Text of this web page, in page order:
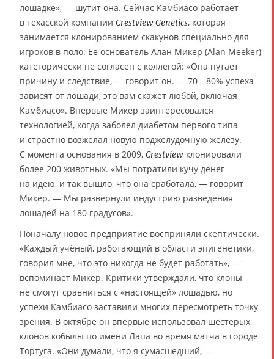
лошадке», — шутит она. Сейчас Камбиасо работает
в техасской компании Crestview Genetics, которая
занимается клонированием скакунов специально для
игроков в поло. Её основатель Алан Микер (Alan Meeker)
категорически не согласен с коллегой: «Она путает
причину и следствие, — говорит он. — 70—80% успеха
зависят от лошади, это вам скажет любой, включая
Камбиасо». Впервые Микер заинтересовался
технологией, когда заболел диабетом первого типа
и страстно возжелал новую поджелудочную железу.
С момента основания в 2009, Crestview клонировали
более 200 животных. «Мы потратили кучу денег
на идею, и так вышло, что она сработала, — говорит
Микер. — Мы развернули индустрию разведения
лошадей на 180 градусов».
Поначалу новое предприятие восприняли скептически.
«Каждый учёный, работающий в области эпигенетики,
говорил мне, что это никогда не будет работать», —
вспоминает Микер. Критики утверждали, что клоны
не смогут сравниться с «настоящей» лошадью, но
успехи Камбиасо заставили многих пересмотреть точку
зрения. В октябре он впервые использовал шестерых
клонов кобылы по имени Лапа во время матча в городе
Тортуга. «Они думали, что я сумасшедший, —